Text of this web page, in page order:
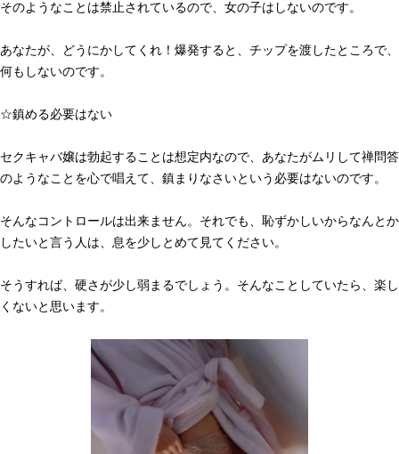
そのようなことは禁止されているので、女の子はしないのです。
あなたが、どうにかしてくれ！爆発すると、チップを渡したところで、
何もしないのです。
☆鎮める必要はない
セクキャバ嬢は勃起することは想定内なので、あなたがムリして禅問答
のようなことを心で唱えて、鎮まりなさいという必要はないのです。
そんなコントロールは出来ません。それでも、恥ずかしいからなんとか
したいと言う人は、息を少しとめて見てください。
そうすれば、硬さが少し弱まるでしょう。そんなことしていたら、楽し
くないと思います。